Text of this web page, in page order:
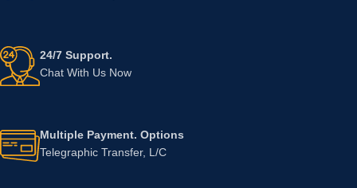
24/7 Support.
Chat With Us Now
Multiple Payment. Options
Telegraphic Transfer, L/C